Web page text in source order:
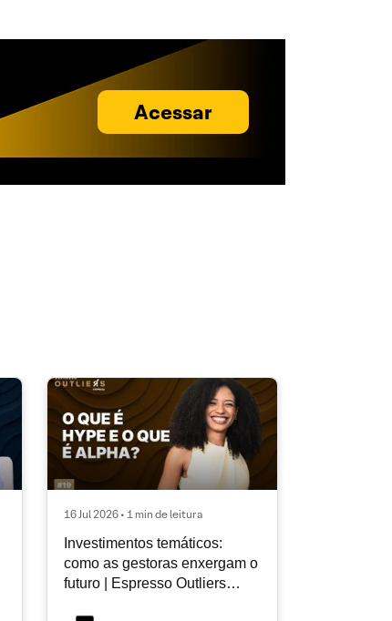
Acessar
16 Jul 2026 • 1 min de leitura
Investimentos temáticos:
como as gestoras enxergam o
futuro | Espresso Outliers